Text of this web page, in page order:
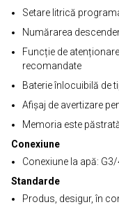
Setare litrică
Numărarea
Funcție de
recomandate
Baterie înlocuibilă de
Afișaj de avertizare
Memoria este
Conexiune
Conexiune la apă:
Standarde
Produs, desigur, în